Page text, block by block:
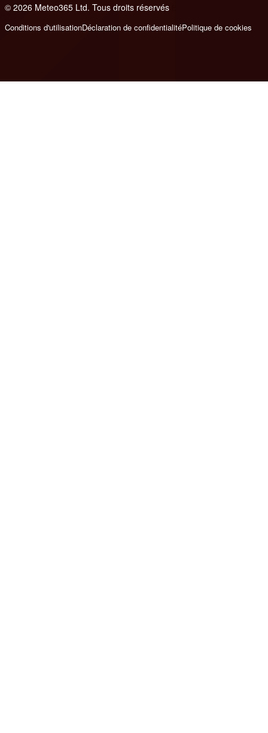
© 2026 Meteo365 Ltd. Tous droits réservés
Conditions d'utilisationDéclaration de confidentialitéPolitique de cookies